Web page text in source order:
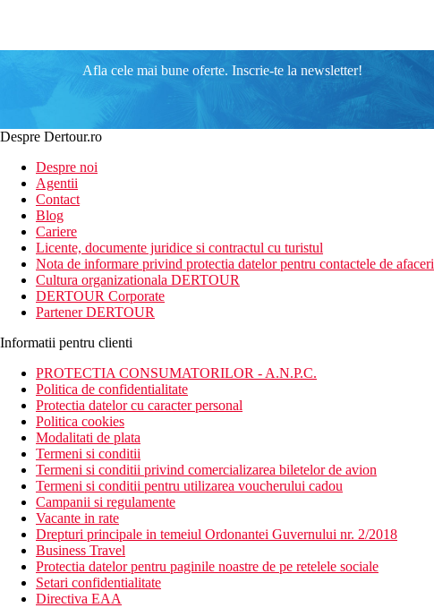
Afla cele mai bune oferte. Inscrie-te la newsletter!
Despre Dertour.ro
Despre noi
Agentii
Contact
Blog
Cariere
Licente, documente juridice si contractul cu turistul
Nota de informare privind protectia datelor pentru contactele de afaceri
Cultura organizationala DERTOUR
DERTOUR Corporate
Partener DERTOUR
Informatii pentru clienti
PROTECTIA CONSUMATORILOR - A.N.P.C.
Politica de confidentialitate
Protectia datelor cu caracter personal
Politica cookies
Modalitati de plata
Termeni si conditii
Termeni si conditii privind comercializarea biletelor de avion
Termeni si conditii pentru utilizarea voucherului cadou
Campanii si regulamente
Vacante in rate
Drepturi principale in temeiul Ordonantei Guvernului nr. 2/2018
Business Travel
Protectia datelor pentru paginile noastre de pe retelele sociale
Setari confidentialitate
Directiva EAA